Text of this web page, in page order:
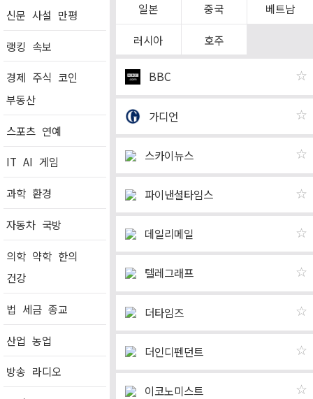
신문 사설 만평
랭킹 속보
경제 주식 코인
부동산
스포츠 연예
IT AI 게임
과학 환경
자동차 국방
의학 약학 한의
건강
법 세금 종교
산업 농업
방송 라디오
일본 중국 베트남
러시아 호주
BBC ☆
가디언 ☆
스카이뉴스 ☆
파이낸셜타임스 ☆
데일리메일 ☆
텔레그래프 ☆
더타임즈 ☆
더인디펜던트 ☆
이코노미스트 ☆